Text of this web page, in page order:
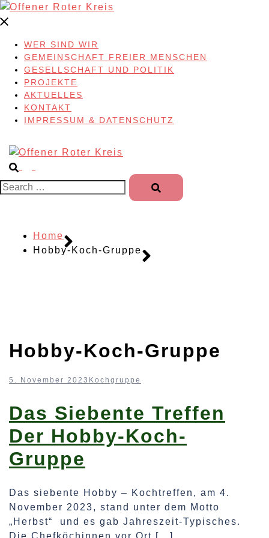
Skip
to
WER SIND WIR
GEMEINSCHAFT FREIER MENSCHEN
GESELLSCHAFT UND POLITIK
PROJEKTE
AKTUELLES
KONTAKT
IMPRESSUM & DATENSCHUTZ
Search…
Home
Hobby-Koch-Gruppe
Hobby-Koch-Gruppe
5. November 2023 Kochgruppe
Das Siebente Treffen
Der Hobby-Koch-
Gruppe
Das siebente Hobby – Kochtreffen, am 4.
November 2023, stand unter dem Motto
„Herbst“ und es gab Jahreszeit-Typisches.